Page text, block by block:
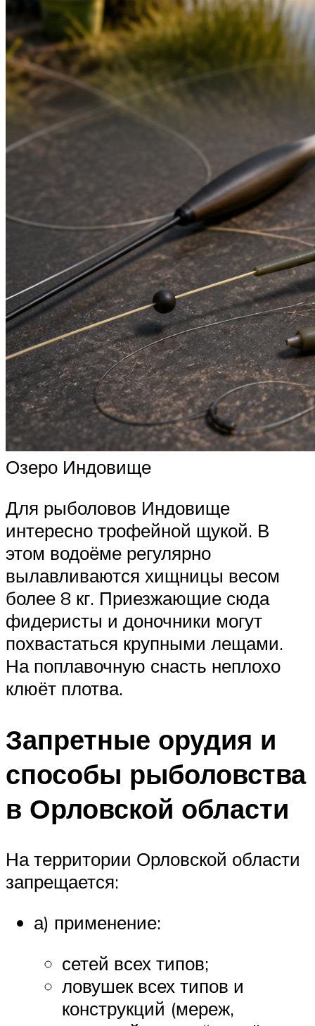
Озеро Индовище
Для рыболовов Индовище
интересно трофейной щукой. В
этом водоёме регулярно
вылавливаются хищницы весом
более 8 кг. Приезжающие сюда
фидеристы и доночники могут
похвастаться крупными лещами.
На поплавочную снасть неплохо
клюёт плотва.
Запретные орудия и
способы рыболовства
в Орловской области
На территории Орловской области
запрещается:
а) применение:
сетей всех типов;
ловушек всех типов и
конструкций (мереж,